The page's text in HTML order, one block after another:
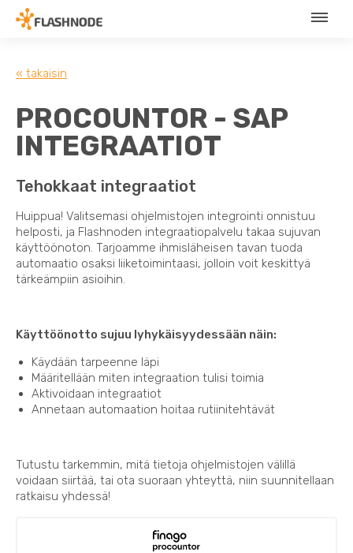
« takaisin
PROCOUNTOR - SAP
INTEGRAATIOT
Tehokkaat integraatiot
Huippua! Valitsemasi ohjelmistojen integrointi onnistuu
helposti, ja Flashnoden integraatiopalvelu takaa sujuvan
käyttöönoton. Tarjoamme ihmisläheisen tavan tuoda
automaatio osaksi liiketoimintaasi, jolloin voit keskittyä
tärkeämpiin asioihin.
Käyttöönotto sujuu lyhykäisyydessään näin:
Käydään tarpeenne läpi
Määritellään miten integraation tulisi toimia
Aktivoidaan integraatiot
Annetaan automaation hoitaa rutiinitehtävät
Tutustu tarkemmin, mitä tietoja ohjelmistojen välillä
voidaan siirtää, tai ota suoraan yhteyttä, niin suunnitellaan
ratkaisu yhdessä!